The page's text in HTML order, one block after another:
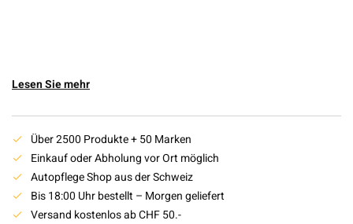
Lesen Sie mehr
Über 2500 Produkte + 50 Marken
Einkauf oder Abholung vor Ort möglich
Autopflege Shop aus der Schweiz
Bis 18:00 Uhr bestellt – Morgen geliefert
Versand kostenlos ab CHF 50.-